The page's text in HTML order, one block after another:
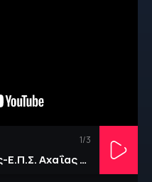
1/3
ΤΕΛΙΚΟΣ Κ15. Ε.Π.Σ.Κοζάνης-Ε.Π.Σ. Αχαΐας 2-1 Τα γκολ του αγώνα